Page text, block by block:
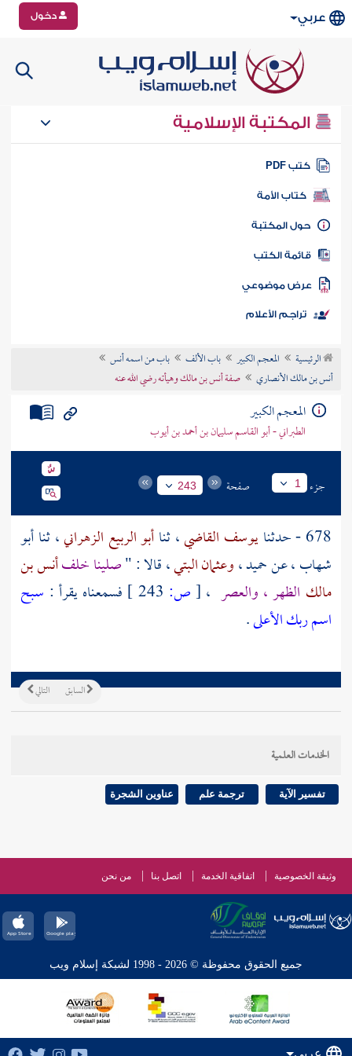
عربي دخول
المكتبة الإسلامية
كتب PDF
كتاب الأمة
المكتبة
الكتب
موضوعي
تراجم الأعلام
الرئيسية المعجم الكبير باب الألف
باب من اسمه أنس
أنس بن مالك الأنصاري
صفة أنس بن مالك وهيأته رضي الله عنه
المعجم الكبير
الطبراني - أبو القاسم سليمان بن أحمد بن أيوب
جزء 1 صفحة 243
678 - حدثنا يوسف القاضي، ثناأبو الربيع الزهراني، ثناأبو
شهاب، عنحميد،وعثمان البتي، قالا : "صلينا خلفأنس بن
مالك الظهر ، والعصر ، [ص: فسمعناه يقرأ : سبح
اسم ربك الأعلى.
التالي السابق
الخدمات العلمية
تفسير الآية ترجمة علم عناوين الشجرة
وثيقة الخصوصية اتفاقية الخدمة اتصل بنا من نحن
جميع الحقوق محفوظة © 2026 - 1998 لشبكة إسلام ويب